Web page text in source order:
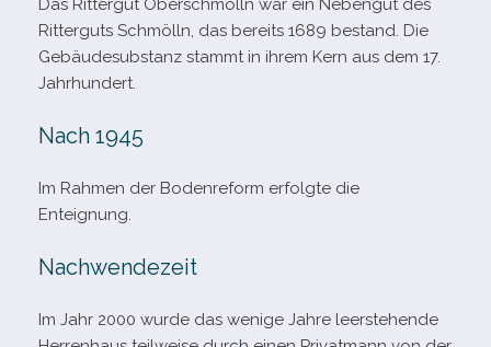
Das Rittergut Oberschmölln war ein Nebengut des
Ritterguts Schmölln, das bereits 1689 bestand. Die
Gebäudesubstanz stammt in ihrem Kern aus dem 17.
Jahrhundert.
Nach 1945
Im Rahmen der Bodenreform erfolgte die
Enteignung.
Nachwendezeit
Im Jahr 2000 wurde das wenige Jahre leer­ste­hende